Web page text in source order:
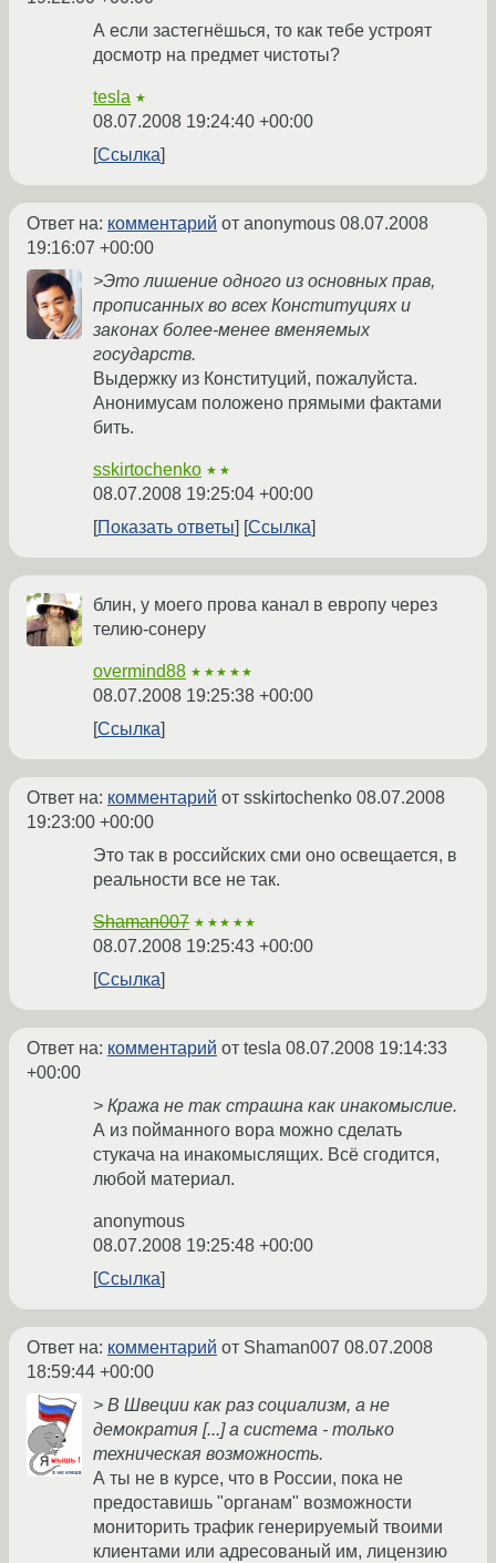
А если застегнёшься, то как тебе устроят
досмотр на предмет чистоты?
tesla ★
08.07.2008 19:24:40 +00:00
Ссылка
Ответ на: комментарий от anonymous 08.07.2008
19:16:07 +00:00
>Это лишение одного из основных прав,
прописанных во всех Конституциях и
законах более-менее вменяемых
государств.
Выдержку из Конституций, пожалуйста.
Анонимусам положено прямыми фактами
бить.
sskirtochenko ★★
08.07.2008 19:25:04 +00:00
Показать ответы
Ссылка
блин, у моего прова канал в европу через
телию-сонеру
overmind88 ★★★★★
08.07.2008 19:25:38 +00:00
Ссылка
Ответ на: комментарий от sskirtochenko 08.07.2008
19:23:00 +00:00
Это так в российских сми оно освещается, в
реальности все не так.
Shaman007 ★★★★★
08.07.2008 19:25:43 +00:00
Ссылка
Ответ на: комментарий от tesla 08.07.2008 19:14:33
+00:00
> Кража не так страшна как инакомыслие.
А из пойманного вора можно сделать
стукача на инакомыслящих. Всё сгодится,
любой материал.
anonymous
08.07.2008 19:25:48 +00:00
Ссылка
Ответ на: комментарий от Shaman007 08.07.2008
18:59:44 +00:00
> В Швеции как раз социализм, а не
демократия [...] а система - только
техническая возможность.
А ты не в курсе, что в России, пока не
предоставишь "органам" возможности
мониторить трафик генерируемый твоими
клиентами или адресованый им, лицензию